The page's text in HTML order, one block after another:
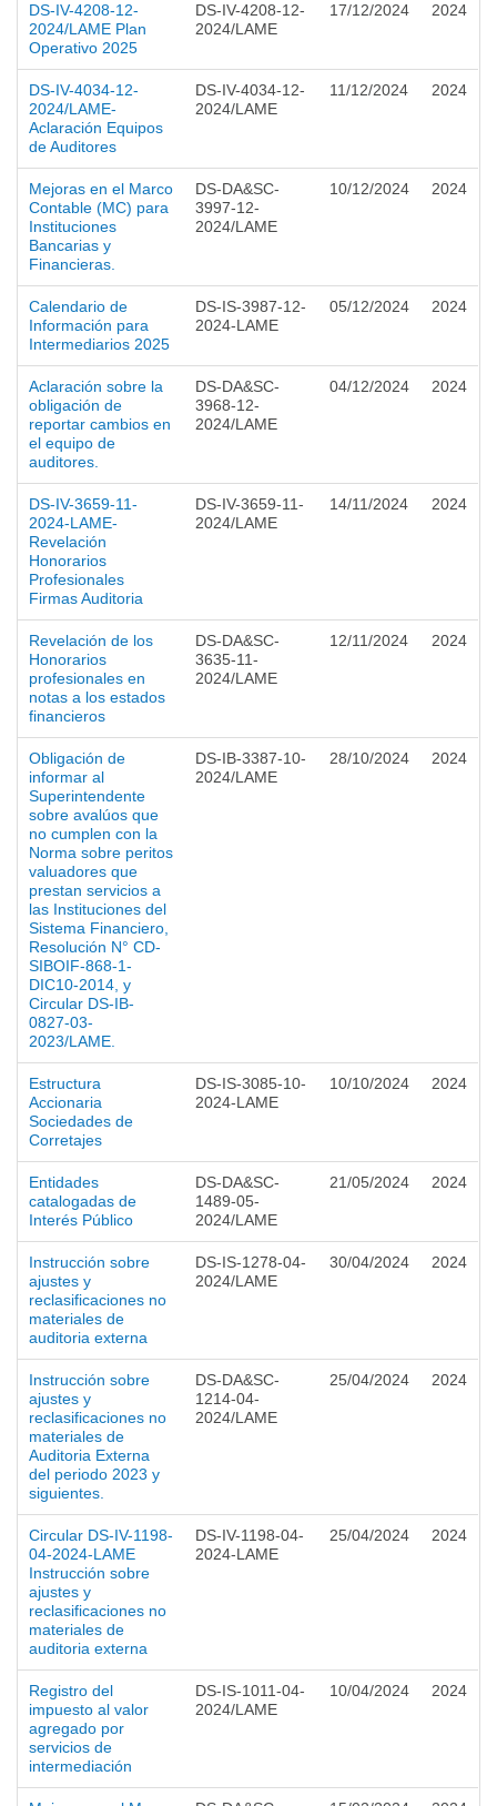
DS-IV-4208-12-
2024/LAME Plan
Operativo 2025
DS-IV-4208-12-
2024/LAME
17/12/2024 2024
DS-IV-4034-12-
2024/LAME-
Aclaración Equipos
de Auditores
DS-IV-4034-12-
2024/LAME
11/12/2024 2024
Mejoras en el Marco
Contable (MC) para
Instituciones
Bancarias y
Financieras.
DS-DA&SC-
3997-12-
2024/LAME
10/12/2024 2024
Calendario de
Información para
Intermediarios 2025
DS-IS-3987-12-
2024-LAME
05/12/2024 2024
Aclaración sobre la
obligación de
reportar cambios en
el equipo de
auditores.
DS-DA&SC-
3968-12-
2024/LAME
04/12/2024 2024
DS-IV-3659-11-
2024-LAME-
Revelación
Honorarios
Profesionales
Firmas Auditoria
DS-IV-3659-11-
2024/LAME
14/11/2024 2024
Revelación de los
Honorarios
profesionales en
notas a los estados
financieros
DS-DA&SC-
3635-11-
2024/LAME
12/11/2024 2024
Obligación de
informar al
Superintendente
sobre avalúos que
no cumplen con la
Norma sobre peritos
valuadores que
prestan servicios a
las Instituciones del
Sistema Financiero,
Resolución N° CD-
SIBOIF-868-1-
DIC10-2014, y
Circular DS-IB-
0827-03-
2023/LAME.
DS-IB-3387-10-
2024/LAME
28/10/2024 2024
Estructura
Accionaria
Sociedades de
Corretajes
DS-IS-3085-10-
2024-LAME
10/10/2024 2024
Entidades
catalogadas de
Interés Público
DS-DA&SC-
1489-05-
2024/LAME
21/05/2024 2024
Instrucción sobre
ajustes y
reclasificaciones no
materiales de
auditoria externa
DS-IS-1278-04-
2024/LAME
30/04/2024 2024
Instrucción sobre
ajustes y
reclasificaciones no
materiales de
Auditoria Externa
del periodo 2023 y
siguientes.
DS-DA&SC-
1214-04-
2024/LAME
25/04/2024 2024
Circular DS-IV-1198-
04-2024-LAME
Instrucción sobre
ajustes y
reclasificaciones no
materiales de
auditoria externa
DS-IV-1198-04-
2024-LAME
25/04/2024 2024
Registro del
impuesto al valor
agregado por
servicios de
intermediación
DS-IS-1011-04-
2024/LAME
10/04/2024 2024